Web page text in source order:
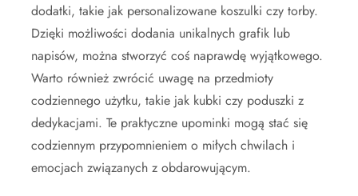
dodatki, takie jak personalizowane koszulki czy torby.
Dzięki możliwości dodania unikalnych grafik lub
napisów, można stworzyć coś naprawdę wyjątkowego.
Warto również zwrócić uwagę na przedmioty
codziennego użytku, takie jak kubki czy poduszki z
dedykacjami. Te praktyczne upominki mogą stać się
codziennym przypomnieniem o miłych chwilach i
emocjach związanych z obdarowującym.